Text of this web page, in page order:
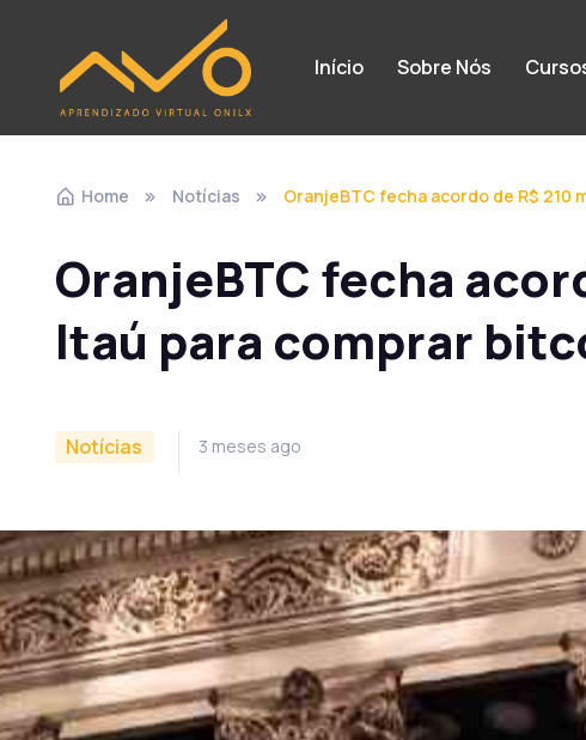
Início Sobre Nós
Home Notícias OranjeBTC fecha acordo de R$ 210
OranjeBTC fecha
Itaú para comprar
Notícias 3 meses ago